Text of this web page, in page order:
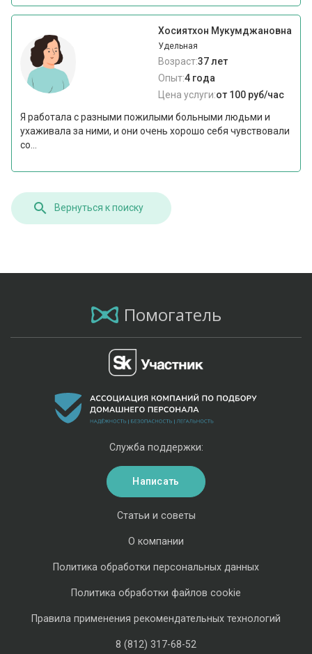
Хосиятхон Мукумджановна
Удельная
Возраст:37 лет
Опыт:4 года
Цена услуги:от 100 руб/час
Я работала с разными пожилыми больными людьми и
ухаживала за ними, и они очень хорошо себя чувствовали
со...
Вернуться к поиску
Помогатель
Статьи и советы
О компании
Политика обработки персональных данных
Политика обработки файлов cookie
Правила применения рекомендательных технологий
8 (812) 317-68-52
Служба поддержки:
Написать